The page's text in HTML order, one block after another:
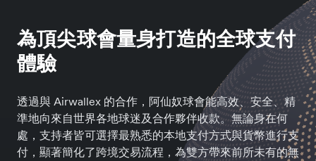
為頂尖球會量身打造的全球支付
體驗
透過與 Airwallex 的合作，阿仙奴球會能高效、安全、精
準地向來自世界各地球迷及合作夥伴收款。無論身在何
處，支持者皆可選擇最熟悉的本地支付方式與貨幣進行支
付，顯著簡化了跨境交易流程，為雙方帶來前所未有的無